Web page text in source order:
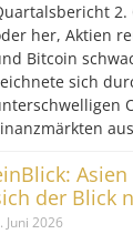
2.
her, Aktien
Bitcoin
sich
der Blick
Juni 2026